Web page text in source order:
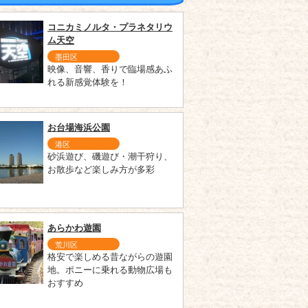
コニカミノルタ・プラネタリウ
ム天空
墨田区
映像、音響、香りで臨場感あふ
れる新感覚体験を！
お台場海浜公園
港区
砂浜遊び、磯遊び・潮干狩り、
お散歩など楽しみ方が多彩
あらかわ遊園
荒川区
格安で楽しめる昔ながらの遊園
地。ポニーに乗れる動物広場も
おすすめ